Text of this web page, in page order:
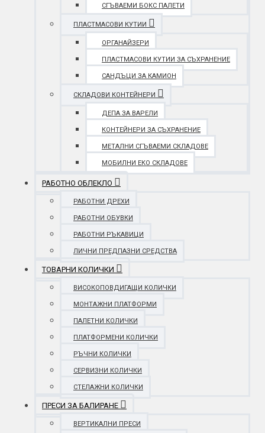
СГЪВАЕМИ БОКС ПАЛЕТИ
ПЛАСТМАСОВИ КУТИИ
ОРГАНАЙЗЕРИ
ПЛАСТМАСОВИ КУТИИ ЗА СЪХРАНЕНИЕ
САНДЪЦИ ЗА КАМИОН
СКЛАДОВИ КОНТЕЙНЕРИ
ДЕПА ЗА ВАРЕЛИ
КОНТЕЙНЕРИ ЗА СЪХРАНЕНИЕ
МЕТАЛНИ СГЪВАЕМИ СКЛАДОВЕ
МОБИЛНИ ЕКО СКЛАДОВЕ
РАБОТНО ОБЛЕКЛО
РАБОТНИ ДРЕХИ
РАБОТНИ ОБУВКИ
РАБОТНИ РЪКАВИЦИ
ЛИЧНИ ПРЕДПАЗНИ СРЕДСТВА
ТОВАРНИ КОЛИЧКИ
ВИСОКОПОВДИГАЩИ КОЛИЧКИ
МОНТАЖНИ ПЛАТФОРМИ
ПАЛЕТНИ КОЛИЧКИ
ПЛАТФОРМЕНИ КОЛИЧКИ
РЪЧНИ КОЛИЧКИ
СЕРВИЗНИ КОЛИЧКИ
СТЕЛАЖНИ КОЛИЧКИ
ПРЕСИ ЗА БАЛИРАНЕ
ВЕРТИКАЛНИ ПРЕСИ